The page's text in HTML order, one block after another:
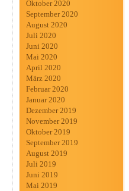
Oktober 2020
September 2020
August 2020
Juli 2020
Juni 2020
Mai 2020
April 2020
März 2020
Februar 2020
Januar 2020
Dezember 2019
November 2019
Oktober 2019
September 2019
August 2019
Juli 2019
Juni 2019
Mai 2019